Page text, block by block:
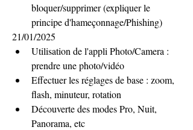
bloquer/supprimer (expliquer le
principe d'hameçonnage/Phishing)
21/01/2025
Utilisation de l'appli Photo/Camera :
prendre une photo/vidéo
Effectuer les réglages de base : zoom,
flash, minuteur, rotation
Découverte des modes Pro, Nuit,
Panorama, etc